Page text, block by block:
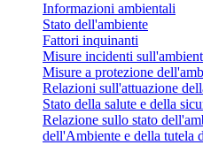
Informazioni ambientali
Stato dell'ambiente
Fattori inquinanti
Misure incidenti
Misure a protezione
Relazioni sull'attuazione
Stato della salute e della
Relazione sullo stato
dell'Ambiente e della tutela